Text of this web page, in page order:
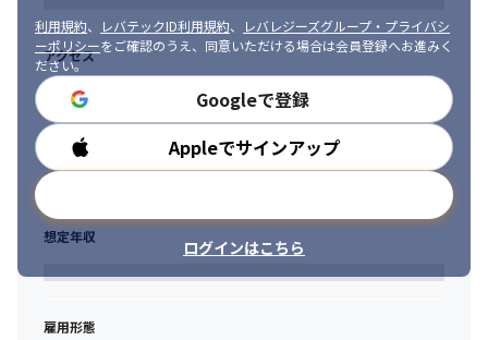
利用規約、 レバテックID利用規約、
レバレジーズグループ・プライバシ
ーポリシーをご確認のうえ、同意いただける場合は会員登録へお進みく
ださい。
Googleで登録
Appleでサインアップ
ログインはこちら
アクセス
勤務時間
想定年収
雇用形態